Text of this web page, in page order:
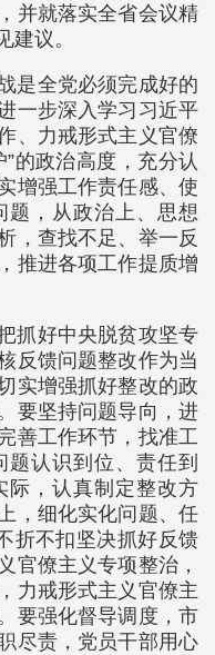
并就落实全省会议精
建议。
是全党必须完成好的
一步深入学习习近平
、力戒形式主义官僚
的政治高度，充分认
增强工作责任感、使
题，从政治上、思想
，查找不足、举一反
推进各项工作提质增
抓好中央脱贫攻坚专
反馈问题整改作为当
实增强抓好整改的政
要坚持问题导向，进
善工作环节，找准工
认识到位、责任到
际，认真制定整改方
，细化实化问题、任
折不扣坚决抓好反馈
官僚主义专项整治，
力戒形式主义官僚主
要强化督导调度，市
尽责，党员干部用心